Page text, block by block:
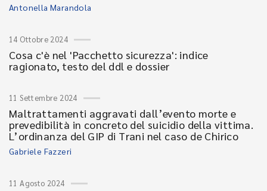
Antonella Marandola
14 Ottobre 2024
Cosa c'è nel 'Pacchetto sicurezza': indice
ragionato, testo del ddl e dossier
11 Settembre 2024
Maltrattamenti aggravati dall’evento morte e
prevedibilità in concreto del suicidio della vittima.
L’ordinanza del GIP di Trani nel caso de Chirico
Gabriele Fazzeri
11 Agosto 2024